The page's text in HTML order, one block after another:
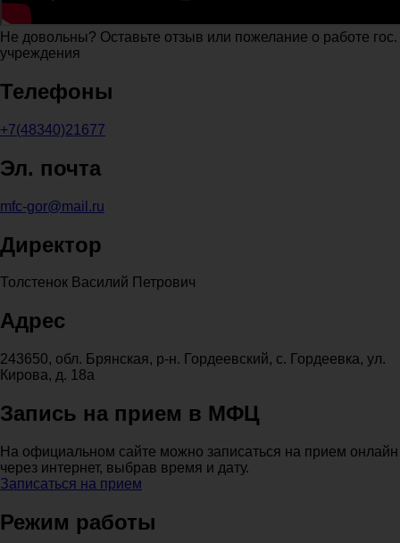
Не довольны? Оставьте отзыв или пожелание о работе гос.
учреждения
Телефоны
+7(48340)21677
Эл. почта
mfc-gor@mail.ru
Директор
Толстенок Василий Петрович
Адрес
243650, обл. Брянская, р-н. Гордеевский, с. Гордеевка, ул.
Кирова, д. 18а
Запись на прием в МФЦ
На официальном сайте можно записаться на прием онлайн
через интернет, выбрав время и дату.
Записаться на прием
Режим работы